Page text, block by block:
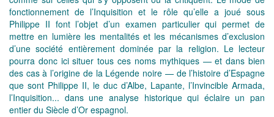
fonctionnement de l’Inquisition et le rôle qu’elle a joué sous
Philippe II font l’objet d’un examen particulier qui permet de
mettre en lumière les mentalités et les mécanismes d’exclusion
d’une société entièrement dominée par la religion. Le lecteur
pourra donc ici situer tous ces noms mythiques — et dans bien
des cas à l’origine de la Légende noire — de l’histoire d’Espagne
que sont Philippe II, le duc d’Albe, Lapante, l’Invincible Armada,
l’Inquisition... dans une analyse historique qui éclaire un pan
entier du Siècle d’Or espagnol.